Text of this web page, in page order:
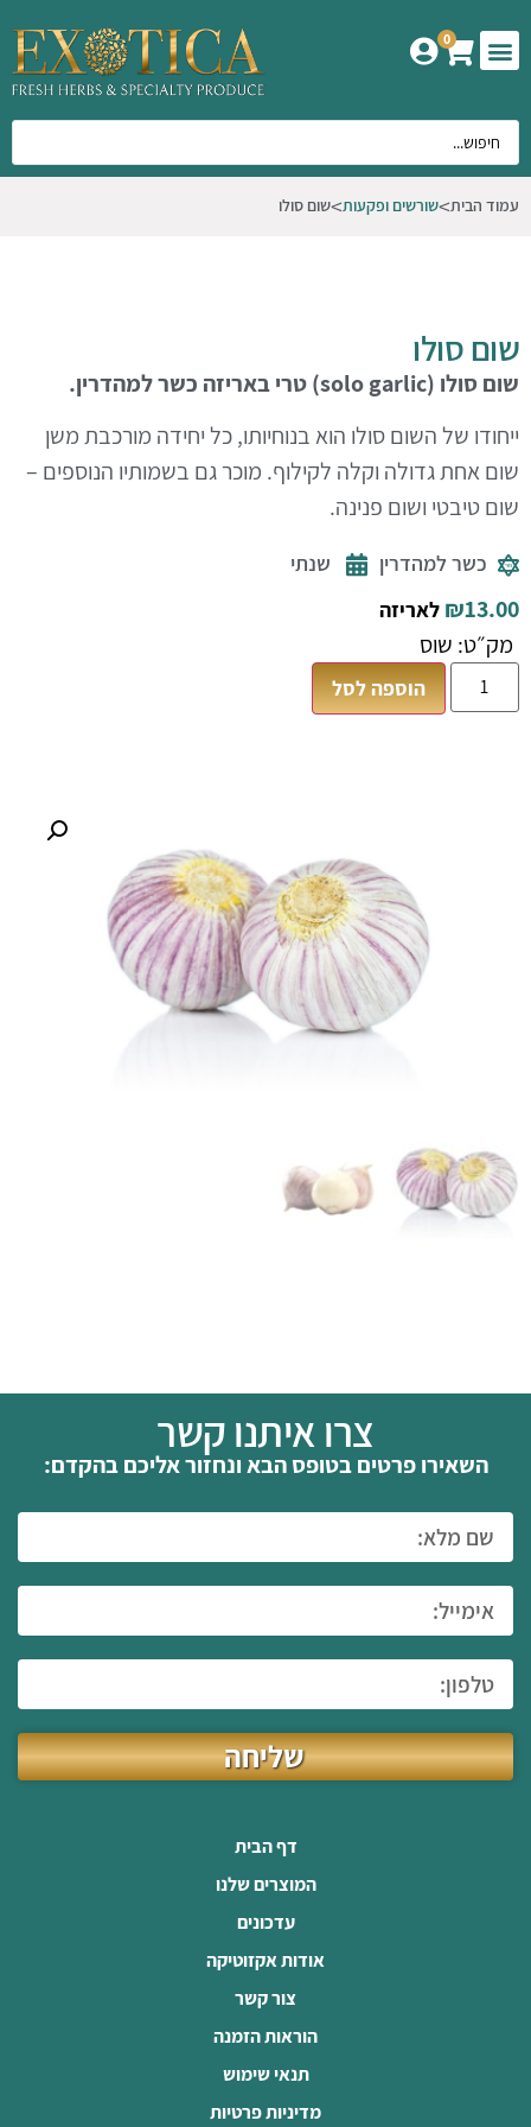
0
עמוד הבית שורשים ופקעות שום סולו
שום סולו
שום סולו (solo garlic) טרי באריזה כשר למהדרין.
ייחודו של השום סולו הוא בנוחיותו, כל יחידה מורכבת משן
שום אחת גדולה וקלה לקילוף. מוכר גם בשמותיו הנוספים –
שום טיבטי ושום פנינה.
כשר למהדרין שנתי
₪13.00 לאריזה
מק״ט: שוס
הוספה לסל
צרו איתנו קשר
השאירו פרטים בטופס הבא ונחזור אליכם בהקדם:
שליחה
דף הבית
המוצרים שלנו
עדכונים
אודות אקזוטיקה
צור קשר
הוראות הזמנה
תנאי שימוש
מדיניות פרטיות